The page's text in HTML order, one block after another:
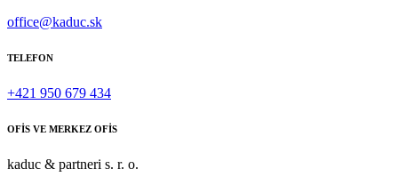
office@kaduc.sk
TELEFON
+421 950 679 434
OFİS VE MERKEZ OFİS
kaduc & partneri s. r. o.